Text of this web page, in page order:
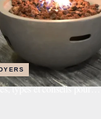
types et conseils pour…